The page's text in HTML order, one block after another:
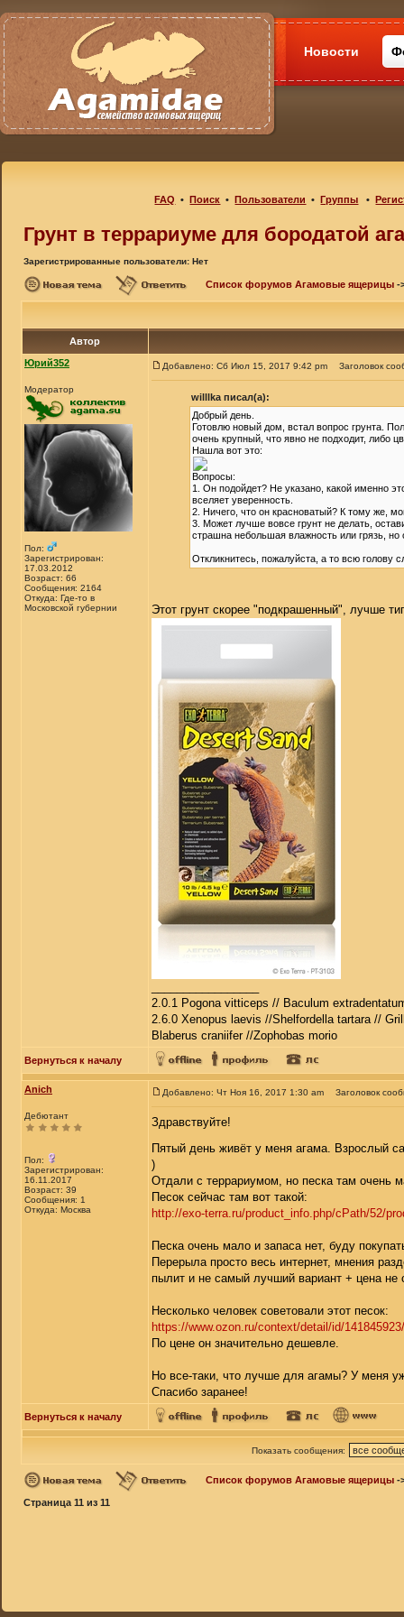
Новости
FAQ •Поиск •Пользователи •Группы •
Грунт в террариуме для бородатой
Зарегистрированные пользователи: Нет
Список форумов Агамовые ящерицы -
Автор
Юрий352
Модератор
Пол:
Зарегистрирован:
17.03.2012
Возраст: 66
Сообщения: 2164
Откуда: Где-то в
Московской губернии
Добавлено: Сб Июл 15, 2017 9:42 pm Заголовок
willlka писал(а):
Добрый день.
Готовлю новый дом, встал вопрос грунта.
очень крупный, что явно не подходит, либо
Нашла вот это:
Вопросы:
1. Он подойдет? Не указано, какой именно
вселяет уверенность.
2. Ничего, что он красноватый? К тому же,
3. Может лучше вовсе грунт не делать,
страшна небольшая влажность или грязь, но
Откликнитесь, пожалуйста, а то всю голову
Этот грунт скорее "подкрашенный", лучше
2.0.1 Pogona vitticeps // Baculum
2.6.0 Xenopus laevis //Shelfordella tartara //
Blaberus craniifer //Zophobas morio
Вернуться к началу
Anich
Дебютант
Пол:
Зарегистрирован:
16.11.2017
Возраст: 39
Сообщения: 1
Откуда: Москва
Добавлено: Чт Ноя 16, 2017 1:30 am Заголовок
Здравствуйте!
Пятый день живёт у меня агама. Взрослый
)
Отдали с террариумом, но песка там очень
Песок сейчас там вот такой:
http://exo-terra.ru/product_info.php/cPath/52/
Песка очень мало и запаса нет, буду
Перерыла просто весь интернет, мнения
пылит и не самый лучший вариант + цена не
Несколько человек советовали этот песок:
https://www.ozon.ru/context/detail/id/141845923/
По цене он значительно дешевле.
Но все-таки, что лучше для агамы? У меня
Спасибо заранее!
Вернуться к началу
Показать сообщения:
Список форумов Агамовые ящерицы -
Страница 11 из 11